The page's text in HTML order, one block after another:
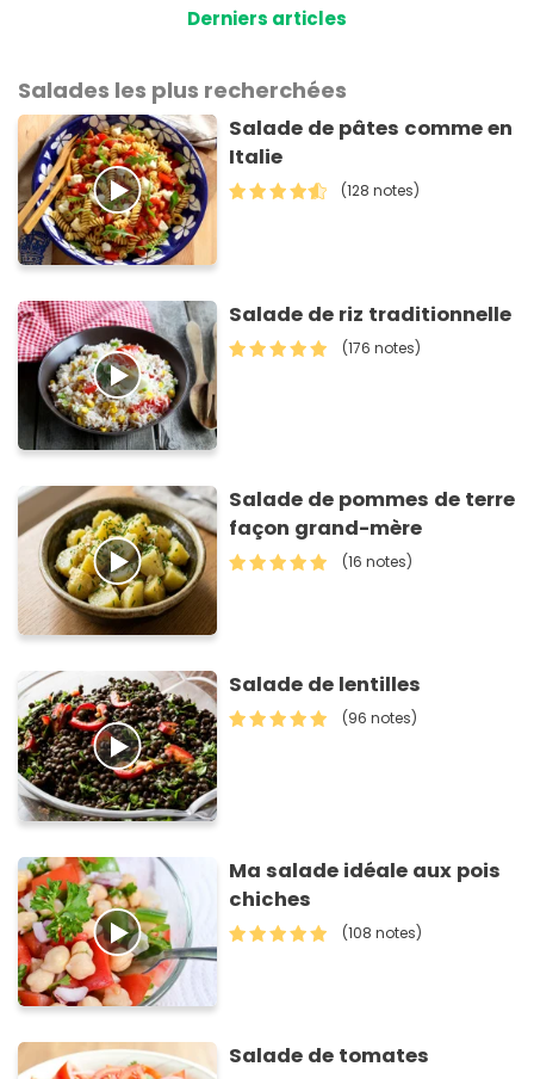
Derniers articles
Salades les plus recherchées
Salade de pâtes comme en
Italie
(128 notes)
Salade de riz traditionnelle
(176 notes)
Salade de pommes de terre
façon grand-mère
(16 notes)
Salade de lentilles
(96 notes)
Ma salade idéale aux pois
chiches
(108 notes)
Salade de tomates